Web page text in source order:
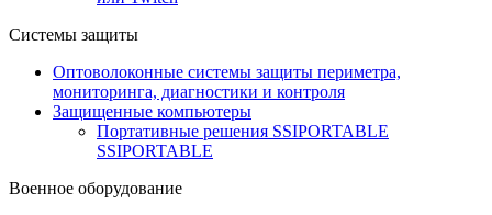
Системы защиты
Оптоволоконные системы защиты периметра,
мониторинга, диагностики и контроля
Защищенные компьютеры
Портативные решения SSIPORTABLE
SSIPORTABLE
Военное оборудование